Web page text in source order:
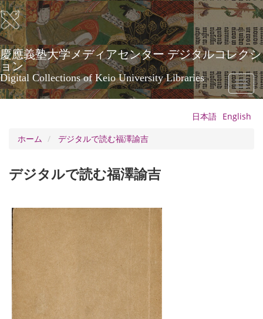
メ
イ
ン
コ
ン
テ
ン
ツ
に
慶應義塾大学メディアセンター デジタルコレクシ
ョン
Digital Collections of Keio University Libraries
Toggle
日本語 English
ホーム
デジタルで読む福澤諭吉
デジタルで読む福澤諭吉